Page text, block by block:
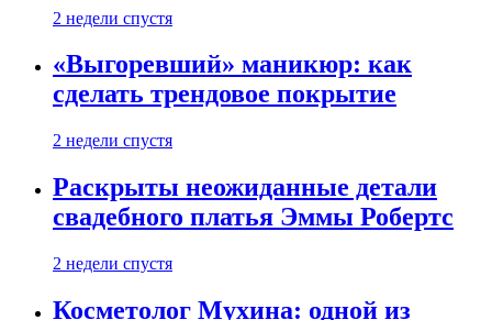
2 недели спустя
«Выгоревший» маникюр: как
сделать трендовое покрытие
2 недели спустя
Раскрыты неожиданные детали
свадебного платья Эммы Робертс
2 недели спустя
Косметолог Мухина: одной из